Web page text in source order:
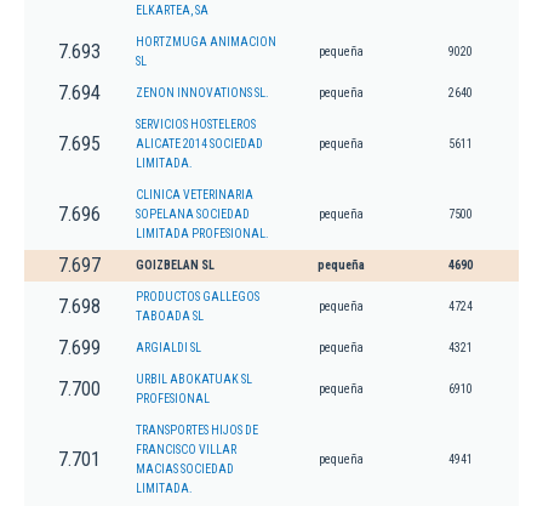
ELKARTEA, SA
7.693
HORTZMUGA ANIMACION
SL
pequeña 9020
7.694 ZENON INNOVATIONS SL. pequeña 2640
7.695
SERVICIOS HOSTELEROS
ALICATE 2014 SOCIEDAD
LIMITADA.
pequeña 5611
7.696
CLINICA VETERINARIA
SOPELANA SOCIEDAD
LIMITADA PROFESIONAL.
pequeña 7500
7.697 GOIZBELAN SL pequeña 4690
7.698
PRODUCTOS GALLEGOS
TABOADA SL
pequeña 4724
7.699 ARGIALDI SL pequeña 4321
7.700
URBIL ABOKATUAK SL
PROFESIONAL
pequeña 6910
7.701
TRANSPORTES HIJOS DE
FRANCISCO VILLAR
MACIAS SOCIEDAD
LIMITADA.
pequeña 4941